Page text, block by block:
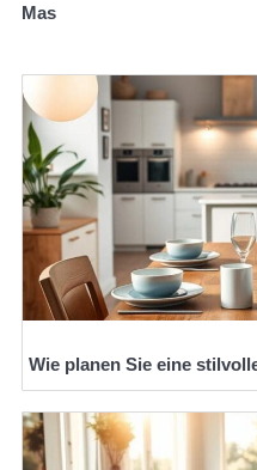
Mas
Wie planen Sie eine